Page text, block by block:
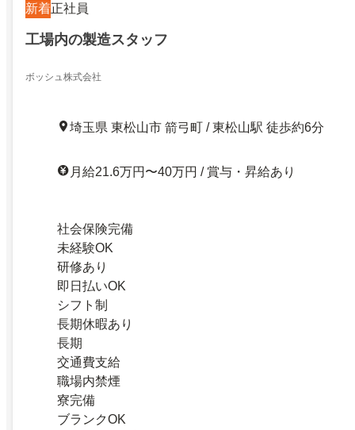
新着正社員
工場内の製造スタッフ
ボッシュ株式会社
埼玉県 東松山市 箭弓町 / 東松山駅 徒歩約6分
月給21.6万円〜40万円 / 賞与・昇給あり
社会保険完備
未経験OK
研修あり
即日払いOK
シフト制
長期休暇あり
長期
交通費支給
職場内禁煙
寮完備
ブランクOK